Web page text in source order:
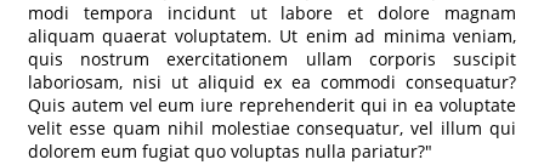
modi tempora incidunt ut labore et dolore magnam
aliquam quaerat voluptatem. Ut enim ad minima veniam,
quis nostrum exercitationem ullam corporis suscipit
laboriosam, nisi ut aliquid ex ea commodi consequatur?
Quis autem vel eum iure reprehenderit qui in ea voluptate
velit esse quam nihil molestiae consequatur, vel illum qui
dolorem eum fugiat quo voluptas nulla pariatur?"